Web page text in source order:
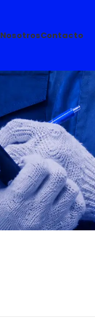
NosotrosContacto